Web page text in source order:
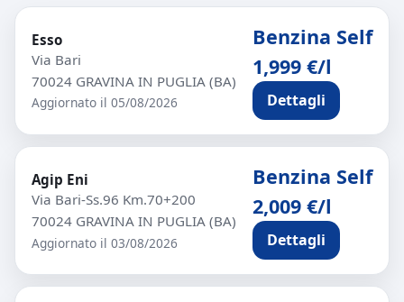
Esso
Via Bari
70024 GRAVINA IN PUGLIA (BA)
Aggiornato il 05/08/2026
Benzina Self
1,999 €/l
Dettagli
Agip Eni
Via Bari-Ss.96 Km.70+200
70024 GRAVINA IN PUGLIA (BA)
Aggiornato il 03/08/2026
Benzina Self
2,009 €/l
Dettagli